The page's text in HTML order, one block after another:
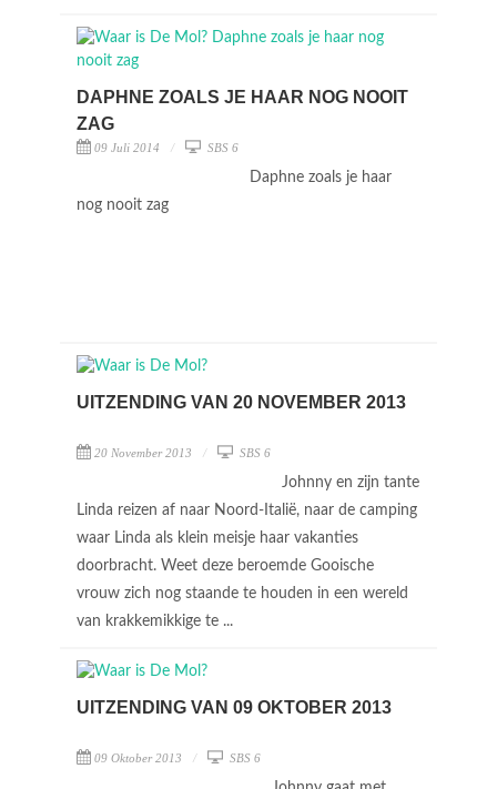
DAPHNE ZOALS JE HAAR NOG NOOIT
ZAG
09 Juli 2014 SBS 6
Daphne zoals je haar
nog nooit zag
UITZENDING VAN 20 NOVEMBER 2013
20 November 2013 SBS 6
Johnny en zijn tante
Linda reizen af naar Noord-Italië, naar de camping
waar Linda als klein meisje haar vakanties
doorbracht. Weet deze beroemde Gooische
vrouw zich nog staande te houden in een wereld
van krakkemikkige te ...
UITZENDING VAN 09 OKTOBER 2013
09 Oktober 2013 SBS 6